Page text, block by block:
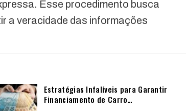
Esse procedimento busca
a veracidade das informações
Estratégias Infalíveis para Garantir
Financiamento de Carro…